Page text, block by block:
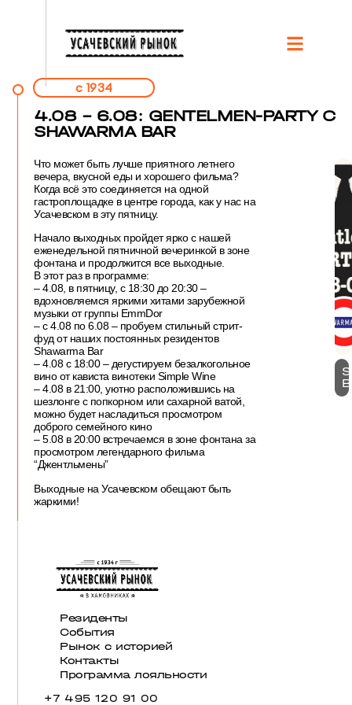
c 1934
4.08 – 6.08: GENTELMEN-PARTY C
SHAWARMA BAR
Что может быть лучше приятного летнего
вечера, вкусной еды и хорошего фильма?
Когда всё это соединяется на одной
гастроплощадке в центре города, как у нас на
Усачевском в эту пятницу.
Начало выходных пройдет ярко с нашей
еженедельной пятничной вечеринкой в зоне
фонтана и продолжится все выходные.
В этот раз в программе:
– 4.08, в пятницу, с 18:30 до 20:30 –
вдохновляемся яркими хитами зарубежной
музыки от группы EmmDor
– с 4.08 по 6.08 – пробуем стильный стрит-
фуд от наших постоянных резидентов
Shawarma Bar
– 4.08 с 18:00 – дегустируем безалкогольное
вино от кависта винотеки Simple Wine
– 4.08 в 21:00, уютно расположившись на
шезлонге с попкорном или сахарной ватой,
можно будет насладиться просмотром
доброго семейного кино
– 5.08 в 20:00 встречаемся в зоне фонтана за
просмотром легендарного фильма
“Джентльмены”
Выходные на Усачевском обещают быть
жаркими!
Резиденты
События
Рынок с историей
Контакты
Программа лояльности
+7 495 120 91 00